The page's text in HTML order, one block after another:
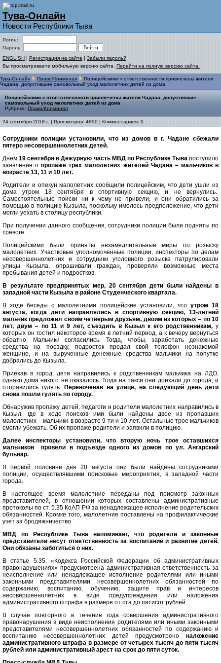
Тува-Онлайн
Новости Республики Тыва
Логин:
Пароль:
ENGLISH | Регистрация на сайте | Забыли пароль?
Вы просматриваете мобильную версию сайта. Перейти на полную версию сайта.
Тува-Онлайн Право/Криминал
Полицейскими к ответственности привлечены жители
Чадана, допустившие самовольный уход малолетних детей из дома
Полицейскими к ответственности привлечены жители Чадана, допустившие
самовольный уход малолетних детей из дома
Рубрика: Право/Криминал
24 сентября 2018 г. | Просмотров: 4890 | Комментариев: 0
Сотрудники полиции установили, что из домов в г. Чадане сбежали
пятеро несовершеннолетних детей.
Днем19 сентября в Дежурную часть МВД по Республике Тывапоступило
заявление опропаже трех малолетних жителей Чадана – мальчиков в
возрасте 13, 11 и 10 лет.
Родители и опекун малолетних сообщили полицейским, что дети ушли из
дома утром 18 сентября в спортивную секцию, и не вернулись.
Самостоятельные поиски ни к чему не привели, и они обратились за
помощью в полицию Кызыла, поскольку имелось предположение, что дети
могли уехать в столицу республики.
При получении данного сообщения, сотрудники полиции были подняты по
тревоге.
Полицейскими были приняты незамедлительные меры по розыску
малолетних. Участковые уполномоченные полиции, инспекторы по делам
несовершеннолетних и сотрудники уголовного розыска патрулировали
улицы Кызыла, опрашивали граждан, проверяли возможные места
пребывания детей и подростков.
В результате предпринятых мер, 20 сентября дети были найдены в
западной части Кызыла в районе Студенческого квартала.
В ходе беседы с малолетними полицейские установили, что утром 18
августа, когда дети направлялись в спортивную секцию, 13-летний
мальчик предложил своим четверым друзьям, двоим из которых – по 10
лет, двум – по 11 и 9 лет, съездить в Кызыл к его родственникам, у
которых он гостил некоторое время в летний период, а к вечеру вернуться
обратно. Мальчики согласились. Тогда, чтобы, заработать денежные
средства на поездку, подросток продал свой телефон незнакомой
женщине, и на вырученные денежные средства мальчики на попутке
добрались до Кызыла.
Приехав в город, дети направились к родственникам мальчика на ЛДО,
однако дома никого не оказалось. Тогда на такси они доехали до города, и
отправились гулять.Переночевав на улице, на следующий день дети
снова пошли гулять по городу.
Обнаружив пропажу детей, педагоги и родители малолетних направились в
Кызыл, где в ходе поисков ими были найдены двое из пропавших
малолетних – мальчики в возрасте 9-ти и 10-лет. Остальные трое мальчиков
смогли убежать. Об их пропаже родители и заявили в полицию.
Далее инспекторы установили, что вторую ночь трое оставшихся
мальчиков провели в подъезде одного из домов по ул. Ангарский
бульвар.
В первой половине дня 20 августа они были найдены сотрудниками
полиции, осуществлявшими поисковые мероприятия, в западной части
города.
В настоящее время малолетние переданы под присмотр законных
представителей, в отношении которых составлены административные
протоколы по ст. 5.35 КоАП РФ за ненадлежащее исполнение родительских
обязанностей. Кромке того, малолетние поставлены на профилактические
учет за бродяжничество.
МВД по Республике Тыва напоминает, что родители и законные
представители несут ответственность за воспитание и развитие детей.
Они обязаны заботиться о них.
В статье 5.35. «Кодекса Российской Федерации об административных
правонарушениях» предусмотрена административная ответственность за
неисполнение или ненадлежащее исполнение родителями или иными
законными представителями несовершеннолетних обязанностей по
содержанию, воспитанию, обучению, защите прав и интересов
несовершеннолетних в виде предупреждения или наложения
административного штрафа в размере от ста до пятисот рублей.
В случае повторного в течение года совершения административного
правонарушения в виде неисполнения родителями или иными законными
представителями несовершеннолетних обязанностей по содержанию и
воспитанию несовершеннолетних детей предусмотрено наложение
административного штрафа в размере от четырех тысяч до пяти тысяч
рублей или административный арест на срок до пяти суток.